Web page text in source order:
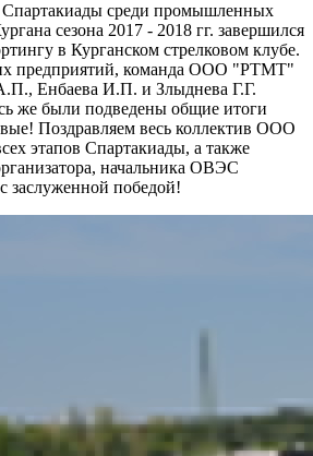
Спартакиады среди промышленных
сезона 2017 - 2018 гг. завершился
в Курганском стрелковом клубе.
предприятий, команда ООО "РТМТ"
Енбаева И.П. и Злыднева Г.Г.
же были подведены общие итоги
Поздравляем весь коллектив ООО
этапов Спартакиады, а также
начальника ОВЭС
заслуженной победой!